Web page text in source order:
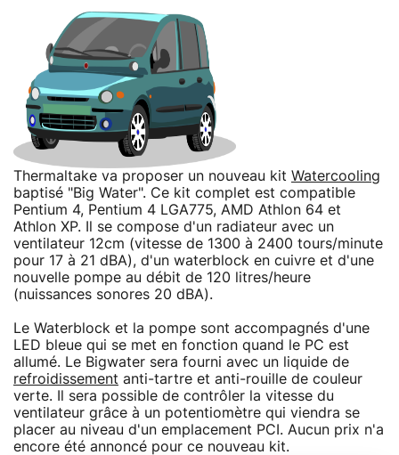
Thermaltake va proposer un nouveau kit Watercooling
baptisé "Big Water". Ce kit complet est compatible
Pentium 4, Pentium 4 LGA775, AMD Athlon 64 et
Athlon XP. Il se compose d'un radiateur avec un
ventilateur 12cm (vitesse de 1300 à 2400 tours/minute
pour 17 à 21 dBA), d'un waterblock en cuivre et d'une
nouvelle pompe au débit de 120 litres/heure
(nuissances sonores 20 dBA).
Le Waterblock et la pompe sont accompagnés d'une
LED bleue qui se met en fonction quand le PC est
allumé. Le Bigwater sera fourni avec un liquide de
refroidissement anti-tartre et anti-rouille de couleur
verte. Il sera possible de contrôler la vitesse du
ventilateur grâce à un potentiomètre qui viendra se
placer au niveau d'un emplacement PCI. Aucun prix n'a
encore été annoncé pour ce nouveau kit.